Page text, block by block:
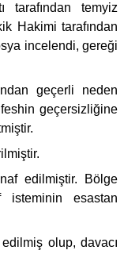
tarafından temyiz
Hakimi tarafından
incelendi, gereği
geçerli neden
geçersizliğine
edilmiştir. Bölge
isteminin esastan
olup, davacı